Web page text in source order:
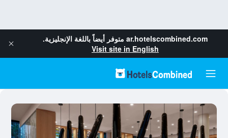
ar.hotelscombined.com متوفر أيضاً باللغة الإنجليزية.
Visit site in English